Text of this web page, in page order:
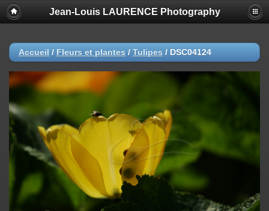
Jean-Louis LAURENCE Photography
Accueil / Fleurs et plantes / Tulipes / DSC04124